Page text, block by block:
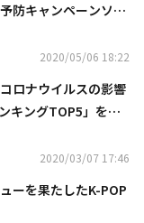
防キャンペーンソン
2020/05/06 18:22
ロナウイルスの影響
キングTOP5」を発
2020/03/07 17:46
ーを果たしたK-POP